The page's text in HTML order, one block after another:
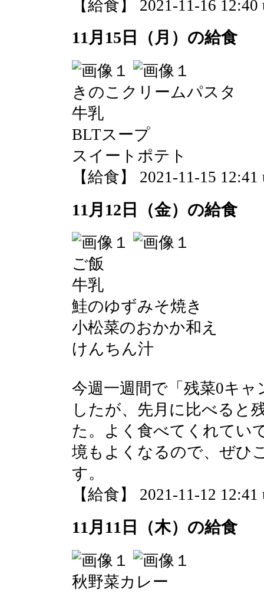
【給食】 2021-11-16 12:40
11月15日（月）の給食
きのこクリームパスタ
牛乳
BLTスープ
スイートポテト
【給食】 2021-11-15 12:41
11月12日（金）の給食
ご飯
牛乳
鮭のゆずみそ焼き
小松菜のおかか和え
けんちん汁
今週一週間で「残菜0キ
したが、先月に比べると
た。よく食べてくれてい
境もよくなるので、ぜひ
す。
【給食】 2021-11-12 12:41
11月11日（木）の給食
秋野菜カレー